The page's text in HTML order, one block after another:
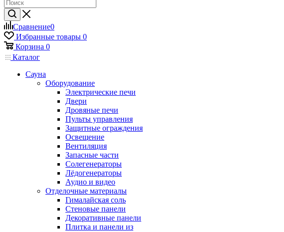
Сравнение0
Избранные товары 0
Корзина 0
Каталог
Сауна
Оборудование
Электрические печи
Двери
Дровяные печи
Пульты управления
Защитные ограждения
Освещение
Вентиляция
Запасные части
Солегенераторы
Лёдогенераторы
Аудио и видео
Отделочные материалы
Гималайская соль
Стеновые панели
Декоративные панели
Плитка и панели из